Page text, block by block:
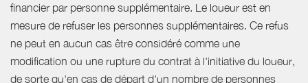
financier par personne supplémentaire. Le loueur est en
mesure de refuser les personnes supplémentaires. Ce refus
ne peut en aucun cas être considéré comme une
modification ou une rupture du contrat à l'initiative du loueur,
de sorte qu'en cas de départ d'un nombre de personnes